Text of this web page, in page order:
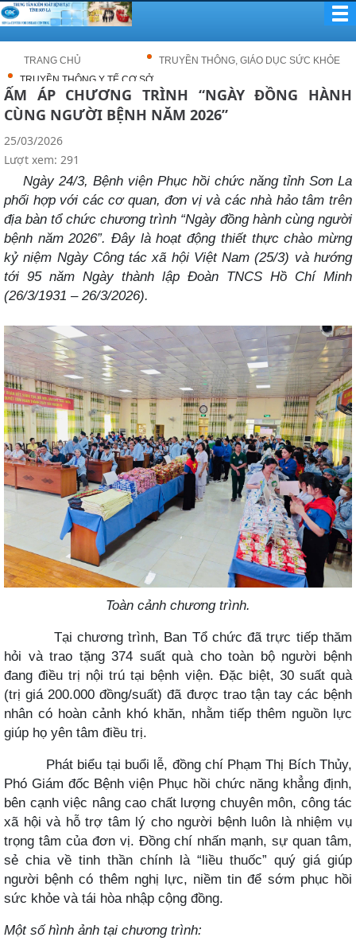
TRANG CHỦ
TRUYỀN THÔNG, GIÁO DỤC SỨC KHỎE
TRUYỀN THÔNG Y TẾ CƠ SỞ
ẤM ÁP CHƯƠNG TRÌNH “NGÀY ĐỒNG HÀNH
CÙNG NGƯỜI BỆNH NĂM 2026”
25/03/2026
Lượt xem: 291
Ngày 24/3, Bệnh viện Phục hồi chức năng tỉnh Sơn La
phối hợp với các cơ quan, đơn vị và các nhà hảo tâm trên
địa bàn tổ chức chương trình “Ngày đồng hành cùng người
bệnh năm 2026”. Đây là hoạt động thiết thực chào mừng
kỷ niệm Ngày Công tác xã hội Việt Nam (25/3) và hướng
tới 95 năm Ngày thành lập Đoàn TNCS Hồ Chí Minh
(26/3/1931 – 26/3/2026).
Toàn cảnh chương trình.
Tại chương trình, Ban Tổ chức đã trực tiếp thăm
hỏi và trao tặng 374 suất quà cho toàn bộ người bệnh
đang điều trị nội trú tại bệnh viện. Đặc biệt, 30 suất quà
(trị giá 200.000 đồng/suất) đã được trao tận tay các bệnh
nhân có hoàn cảnh khó khăn, nhằm tiếp thêm nguồn lực
giúp họ yên tâm điều trị.
Phát biểu tại buổi lễ, đồng chí Phạm Thị Bích Thủy,
Phó Giám đốc Bệnh viện Phục hồi chức năng khẳng định,
bên cạnh việc nâng cao chất lượng chuyên môn, công tác
xã hội và hỗ trợ tâm lý cho người bệnh luôn là nhiệm vụ
trọng tâm của đơn vị. Đồng chí nhấn mạnh, sự quan tâm,
sẻ chia về tinh thần chính là “liều thuốc” quý giá giúp
người bệnh có thêm nghị lực, niềm tin để sớm phục hồi
sức khỏe và tái hòa nhập cộng đồng.
Một số hình ảnh tại chương trình: